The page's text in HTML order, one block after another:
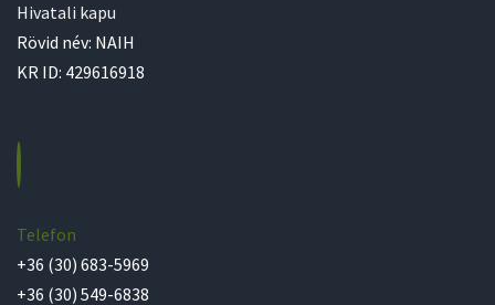
Hivatali kapu
Rövid név: NAIH
KR ID: 429616918
Telefon
+36 (30) 683-5969
+36 (30) 549-6838